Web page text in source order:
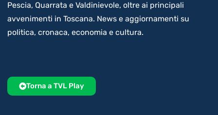
Pescia, Quarrata e Valdinievole, oltre ai principali
avvenimenti in Toscana. News e aggiornamenti su
politica, cronaca, economia e cultura.
Torna a TVL Play